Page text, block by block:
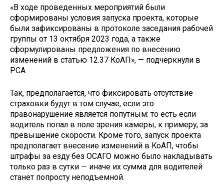
«В ходе проведенных мероприятий были
сформированы условия запуска проекта, которые
были зафиксированы в протоколе заседания рабочей
группы от 13 октября 2023 года, а также
сформулированы предложения по внесению
изменений в статью 12.37 КоАП», — подчеркнули в
РСА.
Так, предполагается, что фиксировать отсутствие
страховки будут в том случае, если это
правонарушение является попутным: то есть если
водитель попал в поле зрения камеры, к примеру, за
превышение скорости. Кроме того, запуск проекта
предполагает внесение изменений в КоАП, чтобы
штрафы за езду без ОСАГО можно было накладывать
только раз в сутки — иначе их сумма для водителей
станет попросту неподъемной.